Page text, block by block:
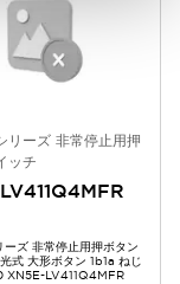
常停止用押
ッチ
ズ 非常停止用押ボタン
式 大形ボタン 1b1a ねじ
XN5E-LV411Q4MFR